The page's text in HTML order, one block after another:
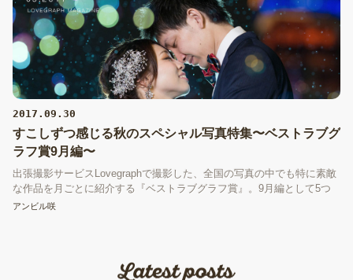
2017.09.30
すこしずつ感じる秋のスペシャル写真特集〜ベストラブグ
ラフ賞9月編〜
出張撮影サービスLovegraphで撮影した、全国の写真の中でも特に素敵
な作品を月ごとに紹介する『ベストラブグラフ賞』。9月編として5つ
の賞を表彰します！
アンビル咲